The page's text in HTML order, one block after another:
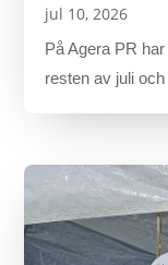
jul 10, 2026
På Agera PR
resten av juli